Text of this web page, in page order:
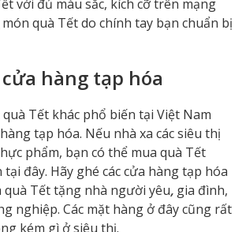
với đủ màu sắc, kích cỡ trên mạng
quà Tết do chính tay bạn chuẩn bị
hàng tạp hóa
Tết khác phổ biến tại Việt Nam
tạp hóa. Nếu nhà xa các siêu thị
phẩm, bạn có thể mua quà Tết
đây. Hãy ghé các cửa hàng tạp hóa
quà Tết tặng nhà người yêu, gia đình,
nghiệp. Các mặt hàng ở đây cũng rất
kém gì ở siêu thị.